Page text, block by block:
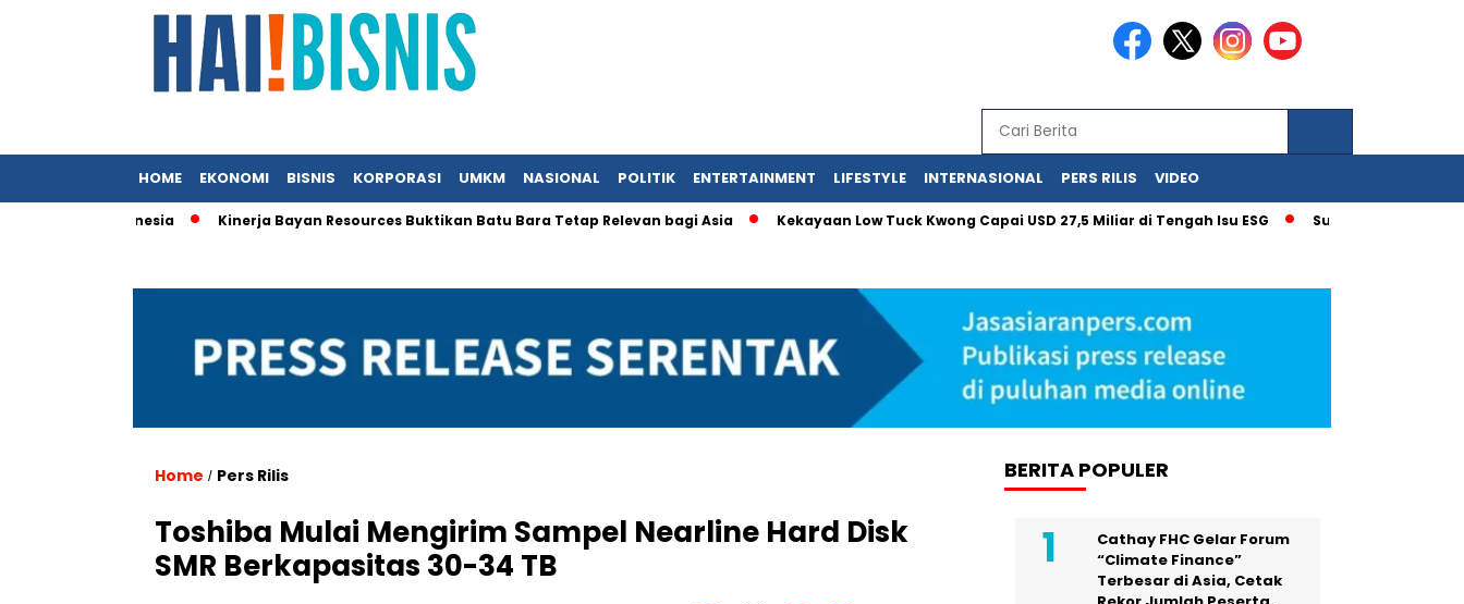
HOME EKONOMI BISNIS KORPORASI UMKM NASIONAL POLITIK ENTERTAINMENT LIFESTYLE INTERNASIONAL PERS RILIS VIDEO
Kinerja Bayan Resources Buktikan Batu Bara Tetap Relevan bagi Asia Kekayaan Low Tuck Kwong Capai USD 27,5 Miliar di Tengah Isu ESG Surat Kementerian UMKM
Home / Pers Rilis
Toshiba Mulai Mengirim Sampel Nearline Hard Disk
SMR Berkapasitas 30-34 TB
BERITA POPULER
Cathay FHC Gelar Forum
“Climate Finance”
Terbesar di Asia, Cetak